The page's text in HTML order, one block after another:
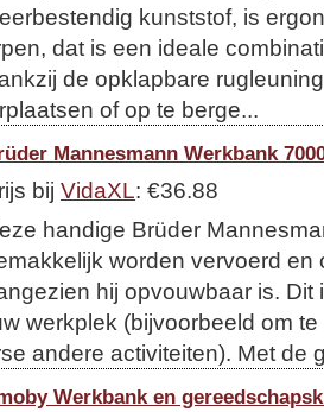
kunststof, is
dat is een ideale
de opklapbare
of op te berge...
Mannesmann Werkbank
bij VidaXL: €36.88
handige Brüder
worden vervoerd en
hij opvouwbaar is. Dit
werkplek (bijvoorbeeld om
andere activiteiten). Met de
Werkbank en